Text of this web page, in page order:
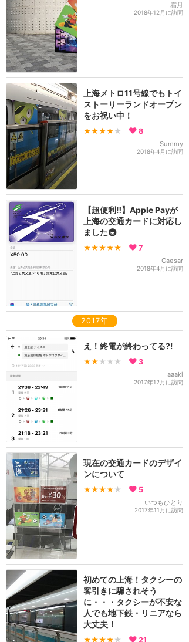
霜月
2018年12月に訪問
上海メトロ11号線でもトイ
ストーリーランドオープン
をお祝い中！
★★★★ ★ 8
Summy
2018年4月に訪問
【超便利‼️】Apple Payが
上海の交通カードに対応し
ました🚇
★★★★★ 7
Caesar
2018年4月に訪問
2017年
え！終電が終わってる⁈
★★ ★★★ 3
aaaki
2017年12月に訪問
現在の交通カードのデザイ
ンについて
★★★★ ★ 5
いつもひとり
2017年11月に訪問
初めての上海！タクシーの
客引きに騙されそう
に・・・タクシーが不安な
人でも地下鉄・リニアなら
大丈夫！
★★★★ ★ 21